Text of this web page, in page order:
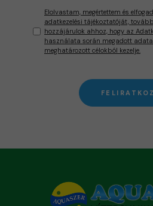
Elolvastam, megértettem és
adatkezelési tájékoztatóját,
hozzájárulok ahhoz, hogy az
használata során megadott
meghatározott célokból kezelje.